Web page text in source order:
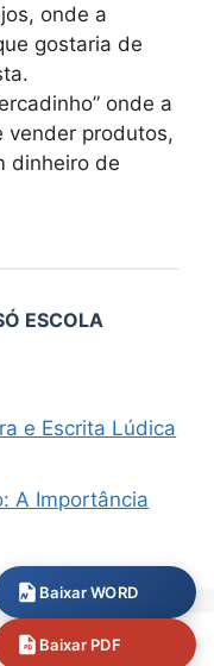
onde a
gostaria de
onde a
vender produtos,
dinheiro de
ESCOLA
e Escrita Lúdica
A Importância
professores
Baixar WORD
Baixar PDF